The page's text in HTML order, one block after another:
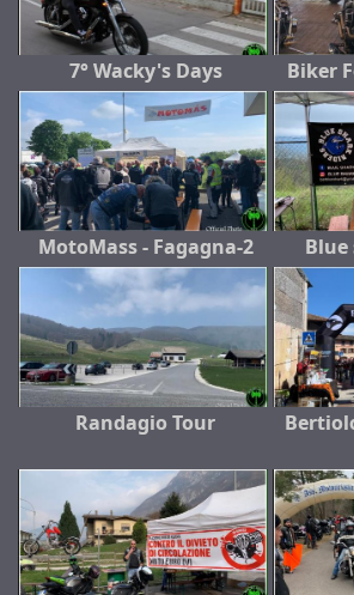
7° Wacky's Days Biker
MotoMass - Fagagna-2 Blue
Randagio Tour